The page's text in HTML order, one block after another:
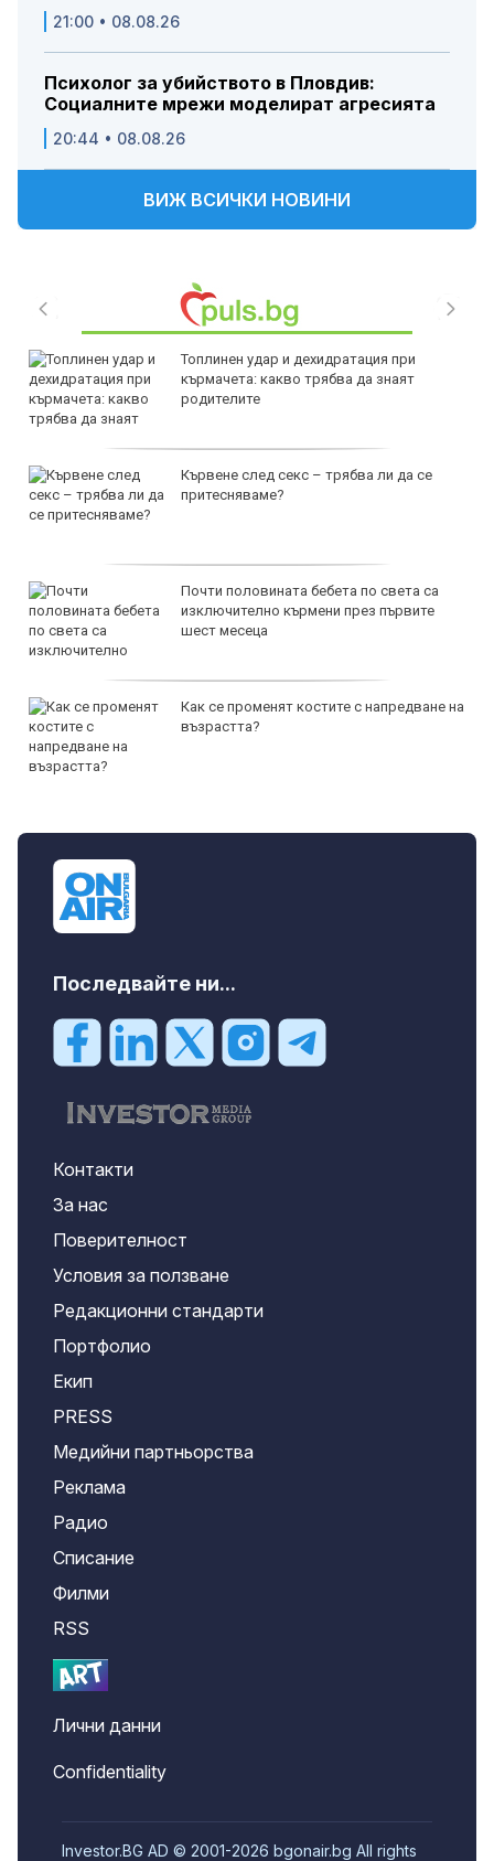
21:00 • 08.08.26
Психолог за убийството в Пловдив:
Социалните мрежи моделират агресията
20:44 • 08.08.26
ВИЖ ВСИЧКИ НОВИНИ
Топлинен удар и дехидратация при
кърмачета: какво трябва да знаят
родителите
Кървене след секс – трябва ли да се
притесняваме?
Почти половината бебета по света са
изключително кърмени през първите
шест месеца
Как се променят костите с напредване на
възрастта?
Последвайте ни...
Контакти
За нас
Поверителност
Условия за ползване
Редакционни стандарти
Портфолио
Екип
PRESS
Медийни партньорства
Реклама
Радио
Списание
Филми
RSS
Лични данни
Confidentiality
Investor.BG AD © 2001-2026 bgonair.bg All rights